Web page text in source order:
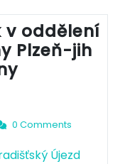
v oddělení
Plzeň-jih
0 Comments
Újezd